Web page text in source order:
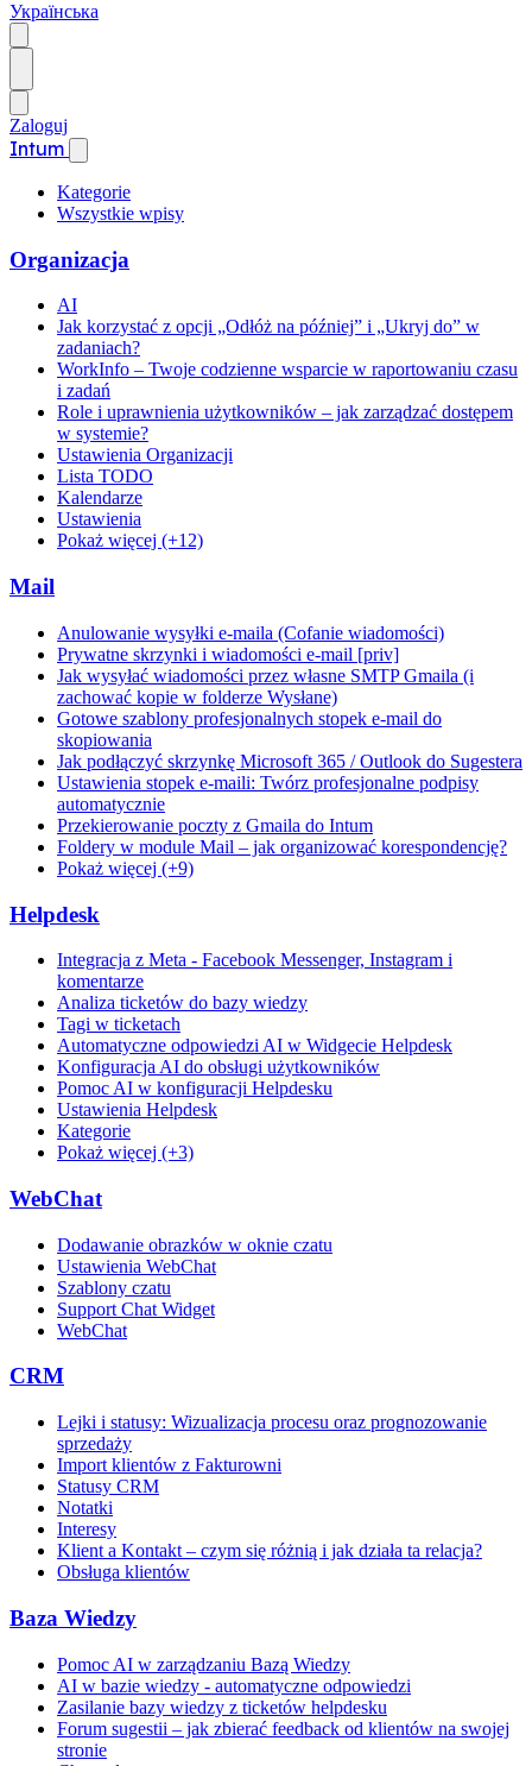
Українська
Zaloguj
Intum
Kategorie
Wszystkie wpisy
Organizacja
AI
Jak korzystać z opcji „Odłóż na później” i „Ukryj do” w
zadaniach?
WorkInfo – Twoje codzienne wsparcie w raportowaniu czasu
i zadań
Role i uprawnienia użytkowników – jak zarządzać dostępem
w systemie?
Ustawienia Organizacji
Lista TODO
Kalendarze
Ustawienia
Pokaż więcej (+12)
Mail
Anulowanie wysyłki e-maila (Cofanie wiadomości)
Prywatne skrzynki i wiadomości e-mail [priv]
Jak wysyłać wiadomości przez własne SMTP Gmaila (i
zachować kopie w folderze Wysłane)
Gotowe szablony profesjonalnych stopek e-mail do
skopiowania
Jak podłączyć skrzynkę Microsoft 365 / Outlook do Sugestera
Ustawienia stopek e-maili: Twórz profesjonalne podpisy
automatycznie
Przekierowanie poczty z Gmaila do Intum
Foldery w module Mail – jak organizować korespondencję?
Pokaż więcej (+9)
Helpdesk
Integracja z Meta - Facebook Messenger, Instagram i
komentarze
Analiza ticketów do bazy wiedzy
Tagi w ticketach
Automatyczne odpowiedzi AI w Widgecie Helpdesk
Konfiguracja AI do obsługi użytkowników
Pomoc AI w konfiguracji Helpdesku
Ustawienia Helpdesk
Kategorie
Pokaż więcej (+3)
WebChat
Dodawanie obrazków w oknie czatu
Ustawienia WebChat
Szablony czatu
Support Chat Widget
WebChat
CRM
Lejki i statusy: Wizualizacja procesu oraz prognozowanie
sprzedaży
Import klientów z Fakturowni
Statusy CRM
Notatki
Interesy
Klient a Kontakt – czym się różnią i jak działa ta relacja?
Obsługa klientów
Baza Wiedzy
Pomoc AI w zarządzaniu Bazą Wiedzy
AI w bazie wiedzy - automatyczne odpowiedzi
Zasilanie bazy wiedzy z ticketów helpdesku
Forum sugestii – jak zbierać feedback od klientów na swojej
stronie